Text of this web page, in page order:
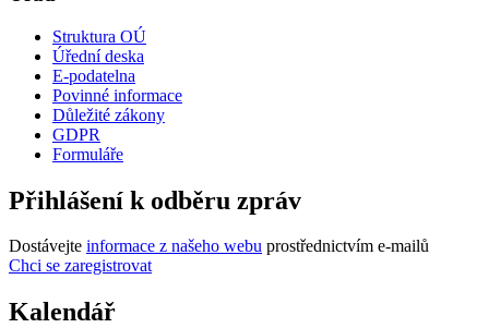
Struktura OÚ
Úřední deska
E-podatelna
Povinné informace
Důležité zákony
GDPR
Formuláře
Přihlášení k odběru zpráv
Dostávejte informace z našeho webu prostřednictvím e-mailů
Chci se zaregistrovat
Kalendář